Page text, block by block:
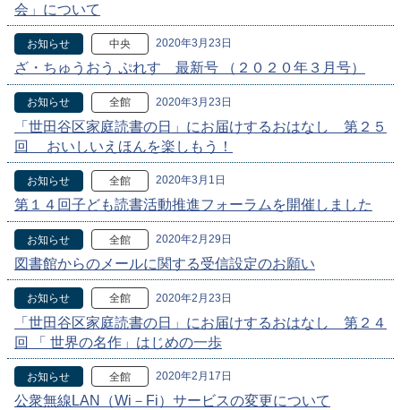
会」について
お知らせ 中央 2020年3月23日
ざ・ちゅうおう ぷれす 最新号 （２０２０年３月号）
お知らせ 全館 2020年3月23日
「世田谷区家庭読書の日」にお届けするおはなし 第２５
回 おいしいえほんを楽しもう！
お知らせ 全館 2020年3月1日
第１４回子ども読書活動推進フォーラムを開催しました
お知らせ 全館 2020年2月29日
図書館からのメールに関する受信設定のお願い
お知らせ 全館 2020年2月23日
「世田谷区家庭読書の日」にお届けするおはなし 第２４
回 「 世界の名作」はじめの一歩
お知らせ 全館 2020年2月17日
公衆無線LAN（Wi－Fi）サービスの変更について